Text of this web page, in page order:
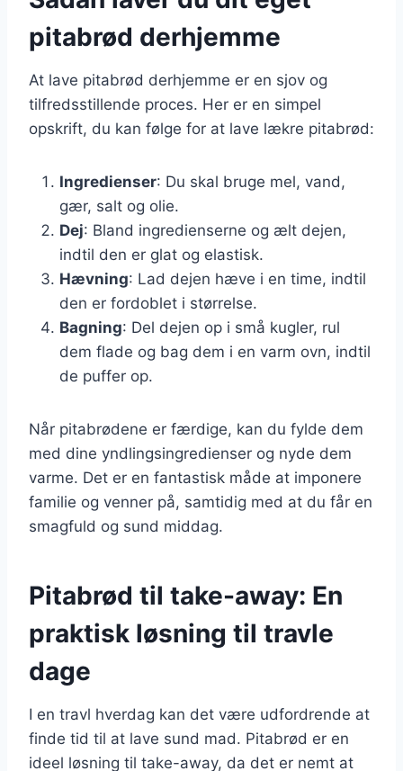
pitabrød derhjemme
At lave pitabrød derhjemme er en sjov og
tilfredsstillende proces. Her er en simpel
opskrift, du kan følge for at lave lækre pitabrød:
Ingredienser: Du skal bruge mel, vand,
gær, salt og olie.
Dej: Bland ingredienserne og ælt dejen,
indtil den er glat og elastisk.
Hævning: Lad dejen hæve i en time, indtil
den er fordoblet i størrelse.
Bagning: Del dejen op i små kugler, rul
dem flade og bag dem i en varm ovn, indtil
de puffer op.
Når pitabrødene er færdige, kan du fylde dem
med dine yndlingsingredienser og nyde dem
varme. Det er en fantastisk måde at imponere
familie og venner på, samtidig med at du får en
smagfuld og sund middag.
Pitabrød til take-away: En
praktisk løsning til travle
dage
I en travl hverdag kan det være udfordrende at
finde tid til at lave sund mad. Pitabrød er en
ideel løsning til take-away, da det er nemt at